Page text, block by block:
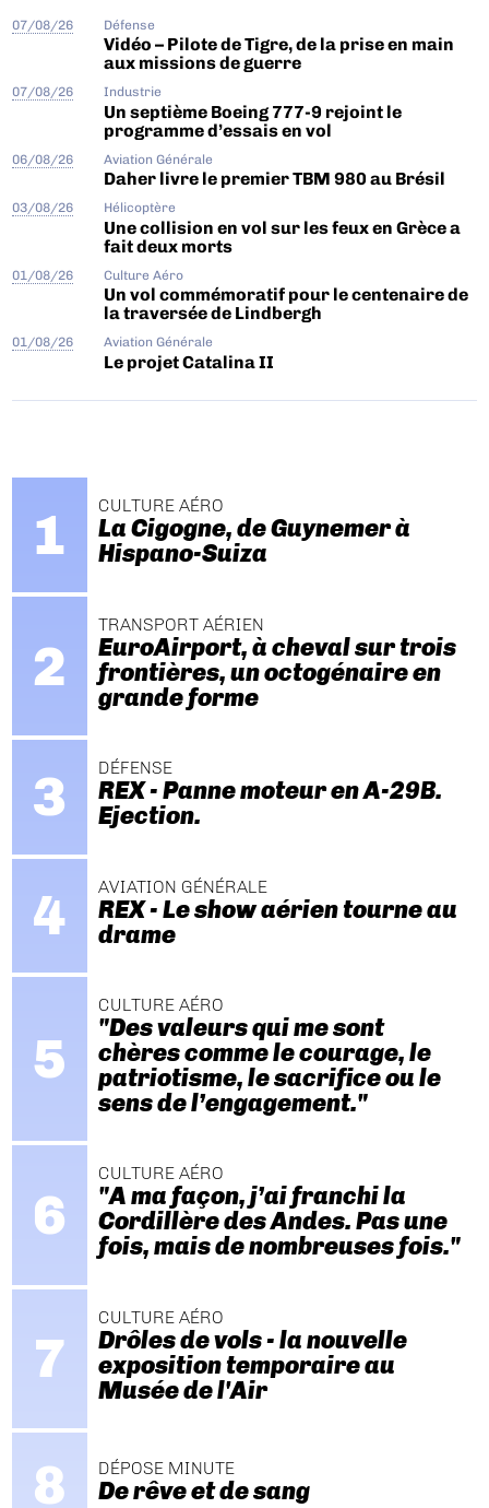
07/08/26 Défense
Vidéo – Pilote de Tigre, de la prise en main
aux missions de guerre
07/08/26 Industrie
Un septième Boeing 777-9 rejoint le
programme d’essais en vol
06/08/26 Aviation Générale
Daher livre le premier TBM 980 au Brésil
03/08/26 Hélicoptère
Une collision en vol sur les feux en Grèce a
fait deux morts
01/08/26 Culture Aéro
Un vol commémoratif pour le centenaire de
la traversée de Lindbergh
01/08/26 Aviation Générale
Le projet Catalina II
CULTURE AÉRO
La Cigogne, de Guynemer à
Hispano-Suiza
TRANSPORT AÉRIEN
EuroAirport, à cheval sur trois
frontières, un octogénaire en
grande forme
DÉFENSE
REX - Panne moteur en A-29B.
Ejection.
AVIATION GÉNÉRALE
REX - Le show aérien tourne au
drame
CULTURE AÉRO
"Des valeurs qui me sont
chères comme le courage, le
patriotisme, le sacrifice ou le
sens de l’engagement."
CULTURE AÉRO
"A ma façon, j’ai franchi la
Cordillère des Andes. Pas une
fois, mais de nombreuses fois."
CULTURE AÉRO
Drôles de vols - la nouvelle
exposition temporaire au
Musée de l'Air
DÉPOSE MINUTE
De rêve et de sang